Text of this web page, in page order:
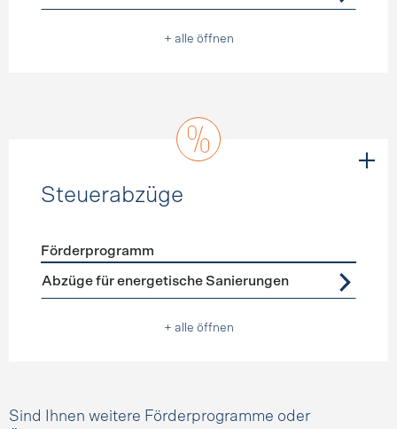
+ alle öffnen
Steuerabzüge
Förderprogramme Steuerabzüge
Förderprogramm
Abzüge für energetische Sanierungen
+ alle öffnen
Sind Ihnen weitere Förderprogramme oder